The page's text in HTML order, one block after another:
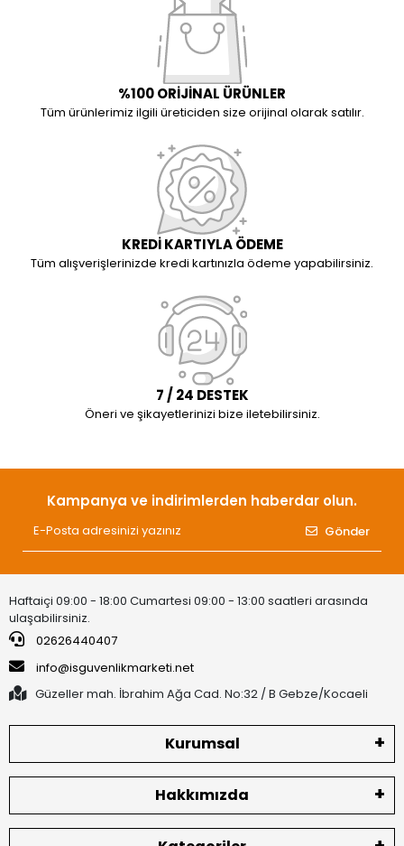
%100 ORİJİNAL ÜRÜNLER
Tüm ürünlerimiz ilgili üreticiden size orijinal olarak satılır.
KREDİ KARTIYLA ÖDEME
Tüm alışverişlerinizde kredi kartınızla ödeme yapabilirsiniz.
7 / 24 DESTEK
Öneri ve şikayetlerinizi bize iletebilirsiniz.
Kampanya ve indirimlerden haberdar olun.
Gönder
Haftaiçi 09:00 - 18:00 Cumartesi 09:00 - 13:00 saatleri arasında
ulaşabilirsiniz.
02626440407
info@isguvenlikmarketi.net
Güzeller mah. İbrahim Ağa Cad. No:32 / B Gebze/Kocaeli
Kurumsal
Hakkımızda